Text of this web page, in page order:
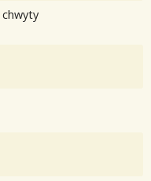
chwyty